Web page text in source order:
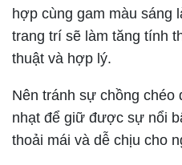
hợp cùng gam màu sáng
trang trí sẽ làm tăng tính
thuật và hợp lý.
Nên tránh sự chồng
nhạt để giữ được sự nổi
thoải mái và dễ chịu cho